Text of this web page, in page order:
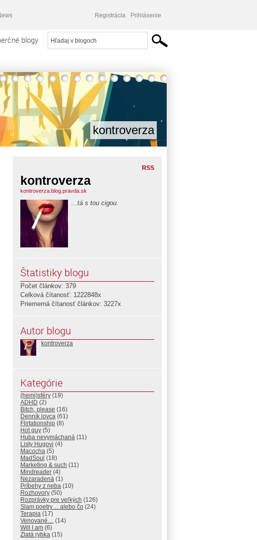
Registrácia Prihlásenie
blogy
kontroverza
RSS
kontroverza
kontroverza.blog.pravda.sk
...tá s tou cigou.
Štatistiky blogu
Počet článkov: 379
Celková čítanosť: 1222848x
Priemerná čítanosť článkov: 3227x
Autor blogu
kontroverza
Kategórie
(hemi)sféry (19)
ADHD (2)
Bitch, please (16)
Denník lovca (61)
Flirtationship (8)
Hot guy (5)
Huba nevymáchaná (11)
Listy Hugovi (4)
Macocha (5)
MadSoul (18)
Marketing & such (11)
Mindreader (4)
Nezaradená (1)
Príbehy z neba (10)
Rozhovory (50)
Rozprávky pre veľkých (126)
Slam poetry… alebo čo (24)
Terapia (17)
Venované… (14)
Will I am (6)
Zlatá rybka (15)